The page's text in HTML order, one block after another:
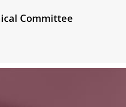
Committee